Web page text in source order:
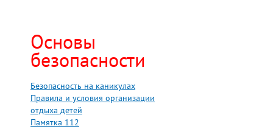
Основы
безопасности
Безопасность на каникулах
Правила и условия организации
отдыха детей
Памятка 112